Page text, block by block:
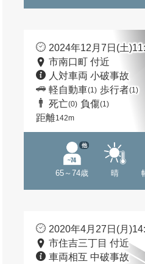
2024年12月7日(土
市南口町 付近
人対車両 小破事故
軽自動車(1) 歩行者(1)
死亡(0) 負傷(1)
距離142m
65～74歳
他
晴
2020年4月27日(月
市住吉三丁目 付近
車両相互 中破事故